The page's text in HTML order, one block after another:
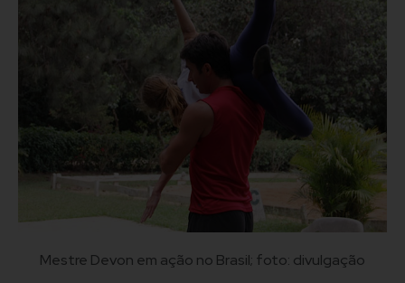
Mestre Devon em ação no Brasil; foto: divulgação